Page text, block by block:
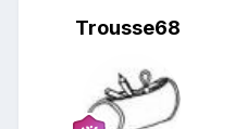
Trousse68